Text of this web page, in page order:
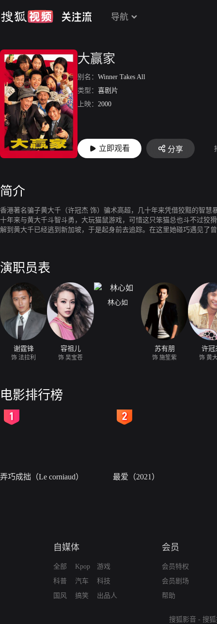
导航
大赢家
别名： Winner Takes All
类型： 喜剧片
上映： 2000
立即观看 分享
简介
香港著名骗子黄大千（许冠杰 饰）骗术高超，几十年来凭借狡黠的智
十年来与黄大千斗智斗勇，大玩猫鼠游戏，可惜这只笨猫总也斗不过狡
解到黄大千已经逃到新加坡，于是起身前去追踪。在这里她碰巧遇见了
演职员表
谢霆锋
饰 法拉利
容祖儿
饰 吴宝苍
林心如
苏有朋
饰 施笙紫
许冠
饰 黄
电影排行榜
弄巧成拙（Le corniaud） 最爱（2021）
自媒体
全部
科普
国风
Kpop
汽车
搞笑
游戏
科技
出品人
会员
会员特权
会员剧场
帮助
搜狐影音 - 搜